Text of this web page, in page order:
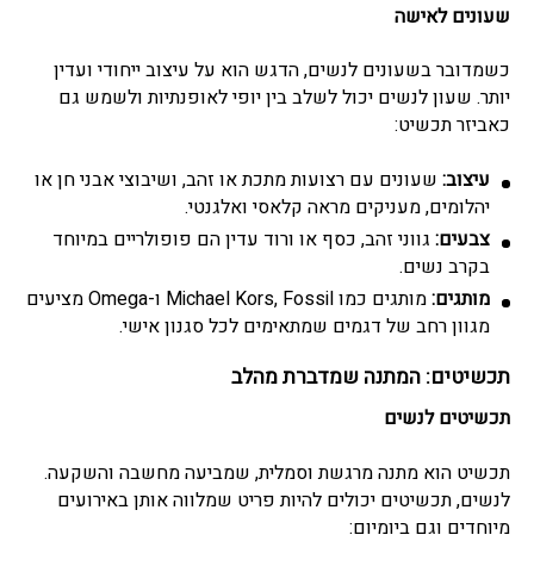
שעונים לאישה
כשמדובר בשעונים לנשים, הדגש הוא על עיצוב ייחודי ועדין
יותר. שעון לנשים יכול לשלב בין יופי לאופנתיות ולשמש גם
כאביזר תכשיט:
עיצוב:שעונים עם רצועות מתכת או זהב, ושיבוצי אבני חן או
יהלומים, מעניקים מראה קלאסי ואלגנטי.
צבעים:גווני זהב, כסף או ורוד עדין הם פופולריים במיוחד
בקרב נשים.
מותגים:
מותגים כמו Michael Kors, Fossil ו-Omega מציעים
מגוון רחב של דגמים שמתאימים לכל סגנון אישי.
תכשיטים: המתנה שמדברת מהלב
תכשיטים לנשים
תכשיט הוא מתנה מרגשת וסמלית, שמביעה מחשבה והשקעה.
לנשים, תכשיטים יכולים להיות פריט שמלווה אותן באירועים
מיוחדים וגם ביומיום: